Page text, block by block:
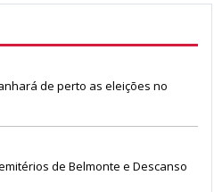
de perto as eleições no
de Belmonte e Descanso